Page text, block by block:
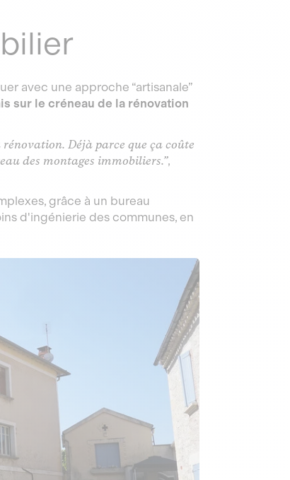
avec une approche “artisanale”
sur le créneau de la rénovation
rénovation. Déjà parce que ça coûte
des montages immobiliers.”,
grâce à un bureau
d'ingénierie des communes, en